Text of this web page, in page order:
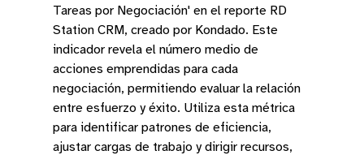
Tareas por Negociación' en el reporte RD
Station CRM, creado por Kondado. Este
indicador revela el número medio de
acciones emprendidas para cada
negociación, permitiendo evaluar la relación
entre esfuerzo y éxito. Utiliza esta métrica
para identificar patrones de eficiencia,
ajustar cargas de trabajo y dirigir recursos,